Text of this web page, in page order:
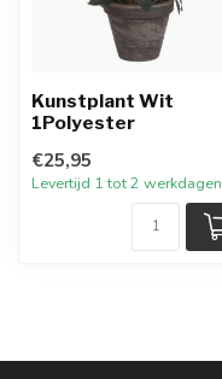
Kunstplant Wit
1Polyester
€25,95
Levertijd 1 tot 2 werkdagen